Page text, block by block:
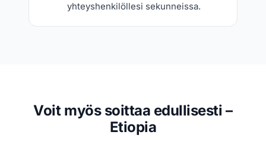
yhteyshenkilöllesi sekunneissa.
Voit myös soittaa edullisesti –
Etiopia